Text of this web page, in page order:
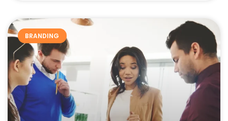
BRANDING